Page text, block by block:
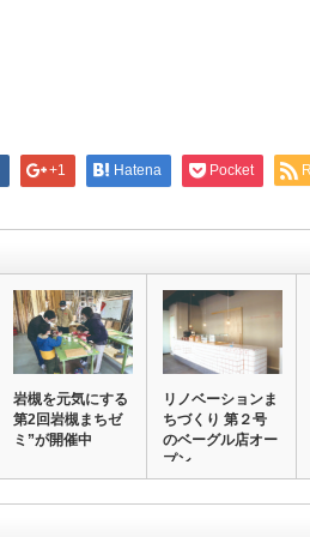
+1 Hatena Pocket
岩槻を元気にする
第2回岩槻まちゼ
ミ”が開催中
リノベーションま
ちづくり 第２号
のベーグル店オー
プン